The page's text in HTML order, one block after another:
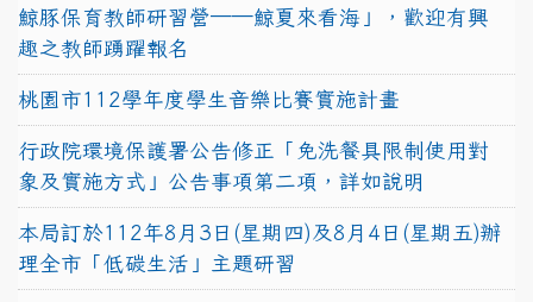
鯨豚保育教師研習營──鯨夏來看海」，歡迎有興
趣之教師踴躍報名
桃園市112學年度學生音樂比賽實施計畫
行政院環境保護署公告修正「免洗餐具限制使用對
象及實施方式」公告事項第二項，詳如說明
本局訂於112年8月3日(星期四)及8月4日(星期五)辦
理全市「低碳生活」主題研習